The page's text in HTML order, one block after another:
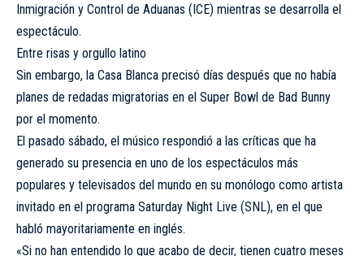
Inmigración y Control de Aduanas (ICE) mientras se desarrolla el
espectáculo.
Entre risas y orgullo latino
Sin embargo, la Casa Blanca precisó días después que no había
planes de redadas migratorias en el Super Bowl de Bad Bunny
por el momento.
El pasado sábado, el músico respondió a las críticas que ha
generado su presencia en uno de los espectáculos más
populares y televisados del mundo en su monólogo como artista
invitado en el programa Saturday Night Live (SNL), en el que
habló mayoritariamente en inglés.
«Si no han entendido lo que acabo de decir, tienen cuatro meses